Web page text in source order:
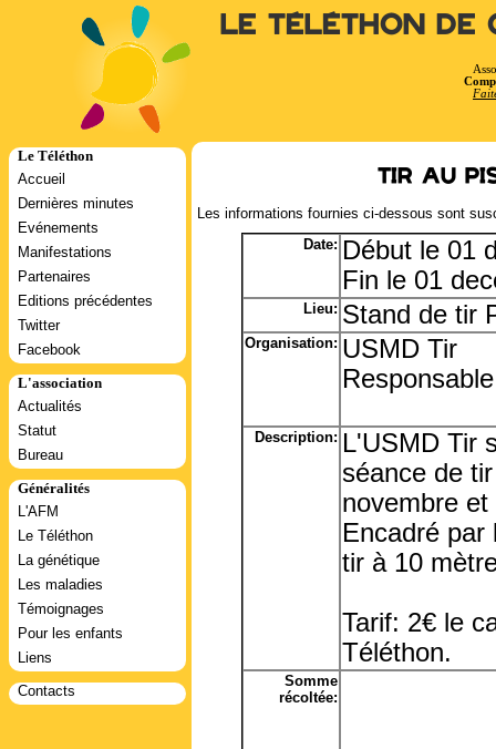
Le Téléthon de
Le Téléthon
Accueil
Dernières minutes
Evénements
Manifestations
Partenaires
Editions précédentes
Twitter
Facebook
L'association
Actualités
Statut
Bureau
Généralités
L'AFM
Le Téléthon
La génétique
Les maladies
Témoignages
Pour les enfants
Liens
Contacts
Tir au
Les informations fournies ci-dessous sont
Date: Début le 01
Fin le 01
Lieu: Stand de tir
Organisation: USMD Tir
Description: L'USMD Tir
séance de
novembre
Encadré par
tir à 10
Tarif: 2€ le
Téléthon.
Somme
récoltée: